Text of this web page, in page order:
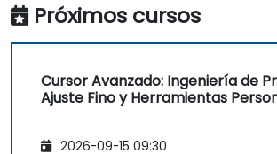
Próximos cursos
Cursor Avanzado: Ingeniería de
Ajuste Fino y Herramientas
2026-09-15 09:30